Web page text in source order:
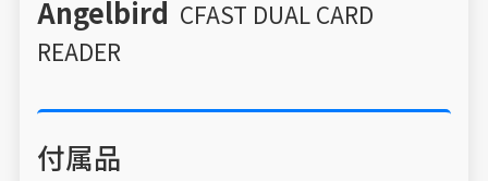
Angelbird CFAST DUAL CARD
READER
付属品